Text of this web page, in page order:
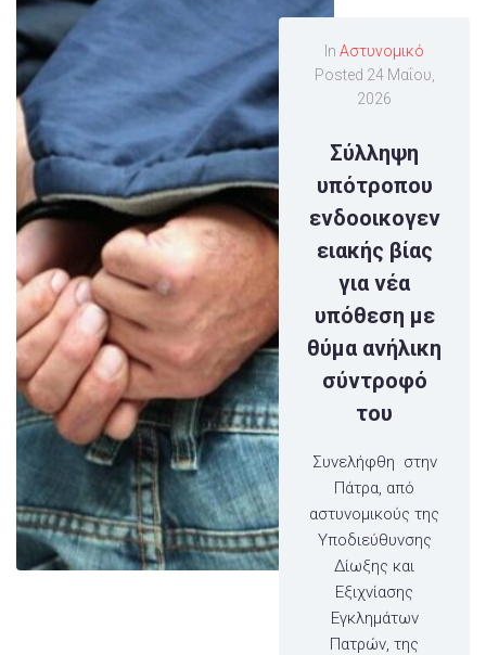
InΑστυνομικό
Posted 24 Μαΐου,
2026
Σύλληψη
υπότροπου
ενδοοικογεν
ειακής βίας
για νέα
υπόθεση με
θύμα ανήλικη
σύντροφό
του
Συνελήφθη στην
Πάτρα, από
αστυνομικούς της
Υποδιεύθυνσης
Δίωξης και
Εξιχνίασης
Εγκλημάτων
Πατρών, της